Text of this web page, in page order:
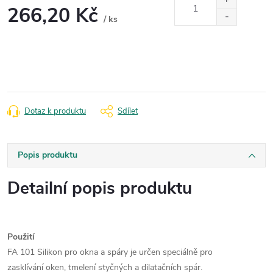
266,20 Kč / ks
Dotaz k produktu Sdílet
Popis produktu
Detailní popis produktu
Použití
FA 101 Silikon pro okna a spáry je určen speciálně pro
zasklíváníoken, tmelení styčných a dilatačních spár.